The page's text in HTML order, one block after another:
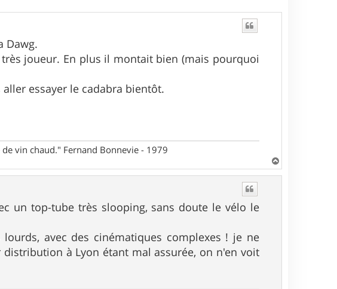
Dawg.
joueur. En plus il montait bien (mais pourquoi
essayer le cadabra bientôt.
vin chaud." Fernand Bonnevie - 1979
a
un top-tube très slooping, sans doute le vélo le
avec des cinématiques complexes ! je ne
à Lyon étant mal assurée, on n'en voit